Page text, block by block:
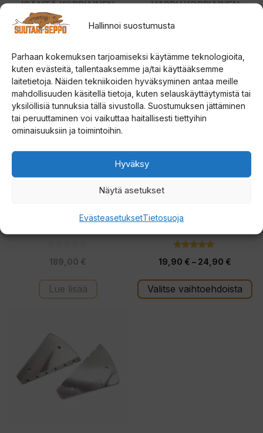
Hallinnoi suostumusta
Parhaan kokemuksen tarjoamiseksi käytämme teknologioita,
kuten evästeitä, tallentaaksemme ja/tai käyttääksemme
laitetietoja. Näiden tekniikoiden hyväksyminen antaa meille
mahdollisuuden käsitellä tietoja, kuten selauskäyttäytymistä tai
yksilöllisiä tunnuksia tällä sivustolla. Suostumuksen jättäminen
tai peruuttaminen voi vaikuttaa haitallisesti tiettyihin
ominaisuuksiin ja toimintoihin.
Hyväksy
Näytä asetukset
EvästeasetuksetTietosuoja
ISÄNTÄ KOPPIAINEN
4.67
Valitse vaihtoehdoista
tuotteen
sivulla.
VAPPU KOPPIAINEN
Valitse vaihtoehdoista
tuotteen
sivulla.
Väinö Bunker 3
s
189,00 €
Lue lisää
Strikemaster Magnetic
5:stä
19,90 € – 24,90 €
-
Valitse vaihtoehdoista
Tällä
tuotteella
on
muunnelma.
Voit
tehdä
tuotteen
sivulla.
useampi
muunnelma.